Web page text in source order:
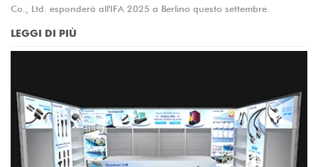
Co., Ltd. esponderà all'IFA 2025 a Berlino questo settembre.
LEGGI DI PIÙ